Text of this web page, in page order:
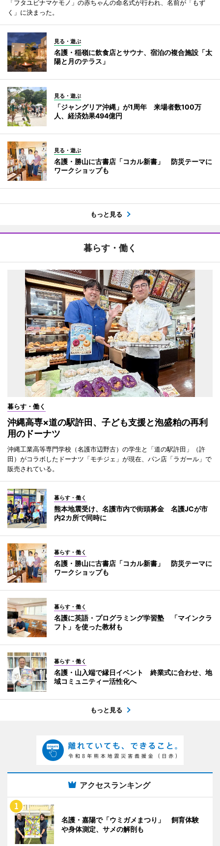
「フタユビナマケモノ」の赤ちゃんの命名式が行われ、名前が「もず
く」に決まった。
見る・遊ぶ
名護・稲嶺に飲食店とサウナ、宿泊の複合施設「太
陽と月のテラス」
見る・遊ぶ
「ジャングリア沖縄」が1周年 来場者数100万
人、経済効果494億円
見る・遊ぶ
名護・勝山に古書店「コカル新書」 防災テーマに
ワークショップも
もっと見る
暮らす・働く
暮らす・働く
沖縄高専×道の駅許田、子ども支援と泡盛粕の再利
用のドーナツ
沖縄工業高等専門学校（名護市辺野古）の学生と「道の駅許田」（許
田）がコラボしたドーナツ「モチジェ」が現在、パン店「ラガール」で
販売されている。
暮らす・働く
熊本地震受け、名護市内で街頭募金 名護JCが市
内2カ所で同時に
暮らす・働く
名護・勝山に古書店「コカル新書」 防災テーマに
ワークショップも
暮らす・働く
名護に英語・プログラミング学習塾 「マインクラ
フト」を使った教材も
暮らす・働く
名護・山入端で縁日イベント 終業式に合わせ、地
域コミュニティー活性化へ
もっと見る
アクセスランキング
名護・嘉陽で「ウミガメまつり」 飼育体験
や身体測定、サメの解剖も